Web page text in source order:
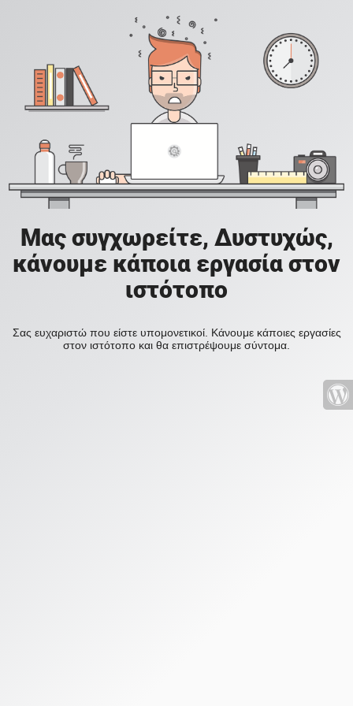
Μας συγχωρείτε, Δυστυχώς,
κάνουμε κάποια εργασία στον
ιστότοπο
Σας ευχαριστώ που είστε υπομονετικοί. Κάνουμε κάποιες εργασίες
στον ιστότοπο και θα επιστρέψουμε σύντομα.